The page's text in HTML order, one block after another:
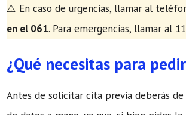
​⚠️ En caso de urgencias, llamar al
en el 061. Para emergencias, llamar al
¿Qué necesitas para
Antes de solicitar cita previa deberás